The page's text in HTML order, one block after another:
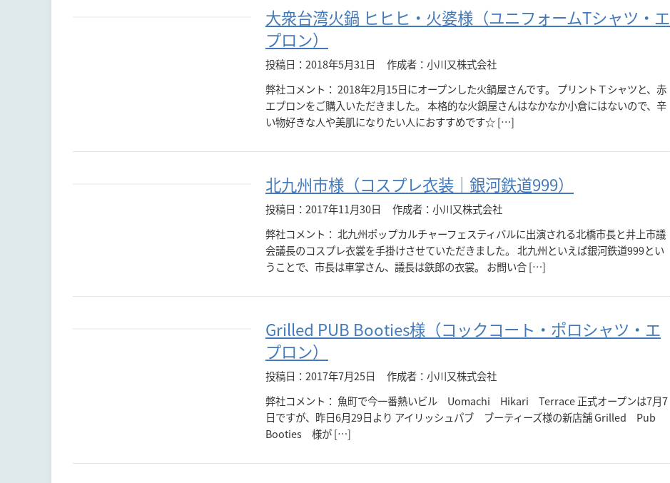
大衆台湾火鍋 ヒヒヒ・火婆様（ユニフォームTシャツ・エ
プロン）
投稿日：2018年5月31日
作成者：小川又株式会社
弊社コメント： 2018年2月15日にオープンした火鍋屋さんです。 プリントＴシャツと、赤
エプロンをご購入いただきました。 本格的な火鍋屋さんはなかなか小倉にはないので、辛
い物好きな人や美肌になりたい人におすすめです☆ […]
北九州市様（コスプレ衣装｜銀河鉄道999）
投稿日：2017年11月30日
作成者：小川又株式会社
弊社コメント： 北九州ポップカルチャーフェスティバルに出演される北橋市長と井上市議
会議長のコスプレ衣裳を手掛けさせていただきました。 北九州といえば銀河鉄道999とい
うことで、市長は車掌さん、議長は鉄郎の衣裳。 お問い合 […]
Grilled PUB Booties様（コックコート・ポロシャツ・エ
プロン）
投稿日：2017年7月25日
作成者：小川又株式会社
弊社コメント： 魚町で今一番熱いビル Uomachi Hikari Terrace 正式オープンは7月7
日ですが、昨日6月29日より アイリッシュパブ ブーティーズ様の新店舗 Grilled Pub
Booties 様が […]